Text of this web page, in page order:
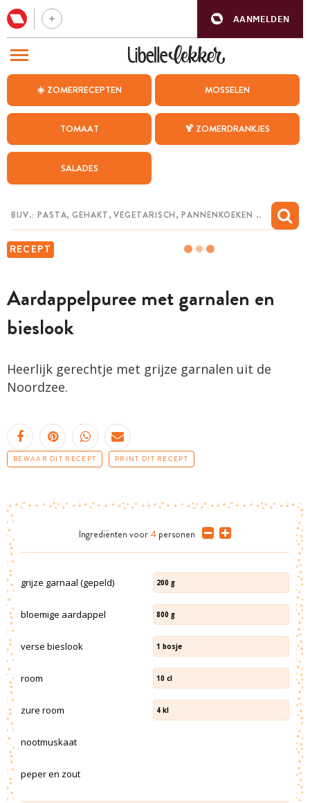
AANMELDEN
☀️ ZOMERRECEPTEN MOSSELEN
TOMAAT 🍹 ZOMERDRANKJES
SALADES
RECEPT
Aardappelpuree met garnalen en
bieslook
Heerlijk gerechtje met grijze garnalen uit de
Noordzee.
BEWAAR DIT RECEPT PRINT DIT RECEPT
Ingrediënten voor 4 personen
grijze garnaal (gepeld) 200 g
bloemige aardappel 800 g
verse bieslook 1 bosje
room 10 cl
zure room 4 kl
nootmuskaat
peper en zout
BEZOEK ONZE ANDERE WEBSITES
WEEKMENU
CHAT MET MAIA
MIJN BEWAARDE RECEPTEN